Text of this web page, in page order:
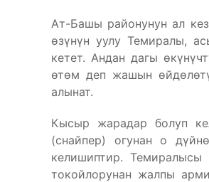
Ат-Башы районунун ал
өзүнүн уулу Темиралы,
кетет. Андан дагы
өтөм деп жашын
алынат.
Кысыр жарадар болуп
(снайпер) огунан о
келишиптир.
токойлорунан жалпы